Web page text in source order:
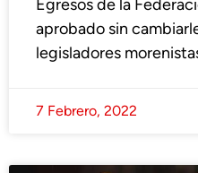
Egresos de la
aprobado sin
legisladores
7 Febrero, 2022